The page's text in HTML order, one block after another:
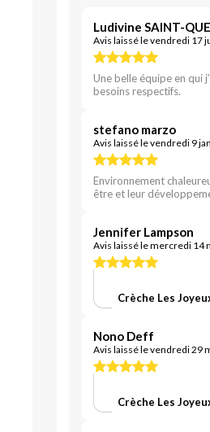
Ludivine SAINT-
Avis laissé le vendredi 17
Une belle équipe en qui
besoins respectifs.
stefano marzo
Avis laissé le vendredi 9
Environnement
être et leur
Jennifer Lampson
Avis laissé le mercredi 14
Crèche Les
Nono Deff
Avis laissé le vendredi 29
Crèche Les